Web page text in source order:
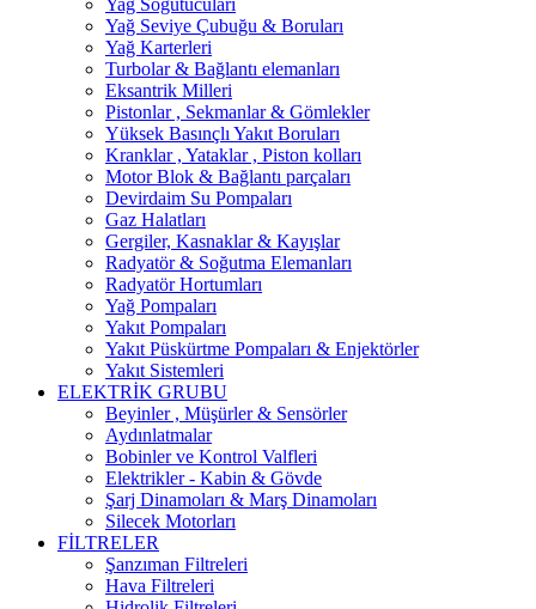
Yağ Soğutucuları
Yağ Seviye Çubuğu & Boruları
Yağ Karterleri
Turbolar & Bağlantı elemanları
Eksantrik Milleri
Pistonlar , Sekmanlar & Gömlekler
Yüksek Basınçlı Yakıt Boruları
Kranklar , Yataklar , Piston kolları
Motor Blok & Bağlantı parçaları
Devirdaim Su Pompaları
Gaz Halatları
Gergiler, Kasnaklar & Kayışlar
Radyatör & Soğutma Elemanları
Radyatör Hortumları
Yağ Pompaları
Yakıt Pompaları
Yakıt Püskürtme Pompaları & Enjektörler
Yakıt Sistemleri
ELEKTRİK GRUBU
Beyinler , Müşürler & Sensörler
Aydınlatmalar
Bobinler ve Kontrol Valfleri
Elektrikler - Kabin & Gövde
Şarj Dinamoları & Marş Dinamoları
Silecek Motorları
FİLTRELER
Şanzıman Filtreleri
Hava Filtreleri